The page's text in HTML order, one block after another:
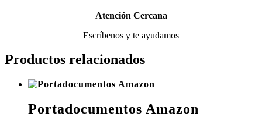
Atención Cercana
Escríbenos y te ayudamos
Productos relacionados
Portadocumentos Amazon